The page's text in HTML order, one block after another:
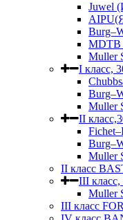
Juwel
MDTB
Muller
I класс,
Muller
II
Muller
II класс
III
Muller
III класс